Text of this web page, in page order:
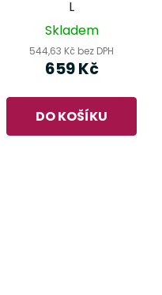
L
Skladem
544,63 Kč bez DPH
659 Kč
DO KOŠÍKU